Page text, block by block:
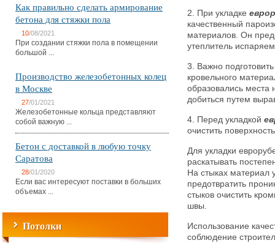
Как правильно сделать армирование
бетона для стяжки пола
10/08/2021
При создании стяжки пола в помещении
большой ...
Производство железобетонных колец
в Москве
27/01/2021
Железобетонные кольца представляют
собой важную ...
Бетон с доставкой в любую точку
Саратова
28/01/2020
Если вас интересуют поставки в больших
объемах ...
Потолки
2. При укладке
качественный
материалов. Он
утеплитель
3. Важно
кровельного
образовались места
добиться путем
4. Перед укладкой
очистить
Для укладки
раскатывать
На стыках материал
предотвратить
стыков очистить
швы.
Использование
соблюдение